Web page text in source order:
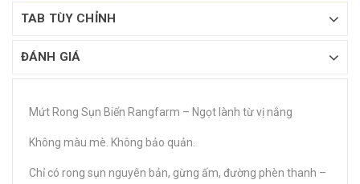
TAB TÙY CHỈNH
ĐÁNH GIÁ
Mứt Rong Sụn Biển Rangfarm – Ngọt lành từ vị nắng
Không màu mè. Không bảo quản.
Chỉ có rong sụn nguyên bản, gừng ấm, đường phèn thanh –